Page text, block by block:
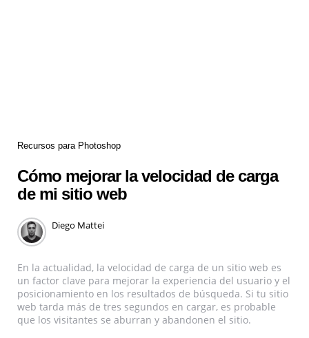
Recursos para Photoshop
Cómo mejorar la velocidad de carga
de mi sitio web
Diego Mattei
En la actualidad, la velocidad de carga de un sitio web es
un factor clave para mejorar la experiencia del usuario y el
posicionamiento en los resultados de búsqueda. Si tu sitio
web tarda más de tres segundos en cargar, es probable
que los visitantes se aburran y abandonen el sitio.